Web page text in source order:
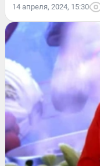
14 апреля, 2024, 15:30